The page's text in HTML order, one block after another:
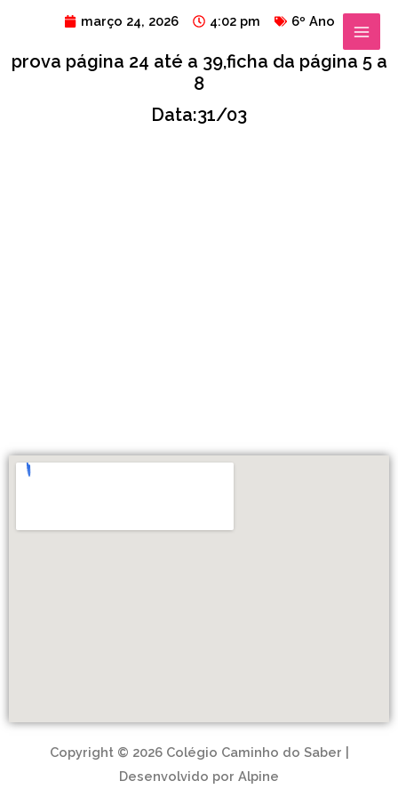
MAIN
MENU
março 24, 2026 4:02 pm 6º Ano
prova página 24 até a 39,ficha da página 5 a
8
Data:31/03
Copyright © 2026 Colégio Caminho do Saber |
Desenvolvido por Alpine